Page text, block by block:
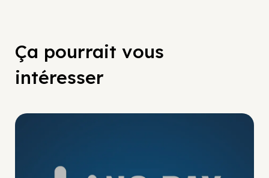
Ça pourrait vous
intéresser